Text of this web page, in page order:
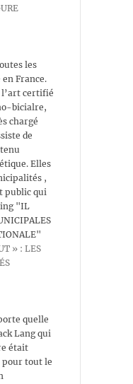
les
France.
l’art certifié
bicialre,
chargé
de
Elles
,
public qui
"IL
» : LES
quelle
Lang qui
était
tout le